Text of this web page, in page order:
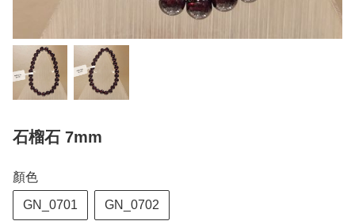
石榴石 7mm
顏色
GN_0701 GN_0702